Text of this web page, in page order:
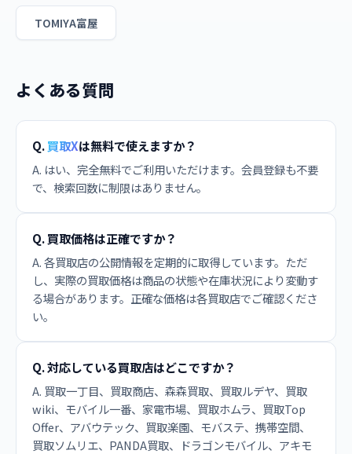
TOMIYA富屋
よくある質問
Q.買取Xは無料で使えますか？
A. はい、完全無料でご利用いただけます。会員登録も不要
で、検索回数に制限はありません。
Q. 買取価格は正確ですか？
A. 各買取店の公開情報を定期的に取得しています。ただ
し、実際の買取価格は商品の状態や在庫状況により変動す
る場合があります。正確な価格は各買取店でご確認くださ
い。
Q. 対応している買取店はどこですか？
A. 買取一丁目、買取商店、森森買取、買取ルデヤ、買取
wiki、モバイル一番、家電市場、買取ホムラ、買取Top
Offer、アバウテック、買取楽園、モバステ、携帯空間、
買取ソムリエ、PANDA買取、ドラゴンモバイル、アキモ